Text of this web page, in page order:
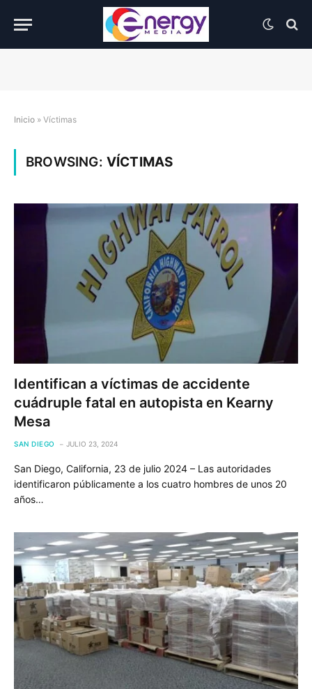
Inicio » Víctimas
BROWSING: VÍCTIMAS
Identifican a víctimas de accidente
cuádruple fatal en autopista en Kearny
Mesa
SAN DIEGO JULIO 23, 2024
San Diego, California, 23 de julio 2024 – Las autoridades
identificaron públicamente a los cuatro hombres de unos 20
años…